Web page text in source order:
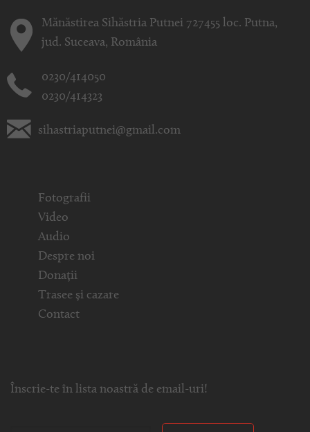
Mănăstirea Sihăstria Putnei 727455 loc. Putna,
jud. Suceava, România
0230/414050
0230/414323
sihastriaputnei@gmail.com
Fotografii
Video
Audio
Despre noi
Donații
Trasee și cazare
Contact
Înscrie-te în lista noastră de email-uri!